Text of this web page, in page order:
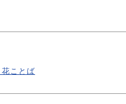
ことば